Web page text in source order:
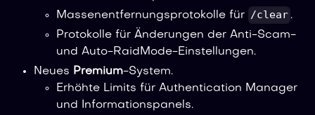
Massenentfernungsprotokolle für /clear .
Protokolle für Änderungen der Anti-Scam-
und Auto-RaidMode-Einstellungen.
Neues Premium-System.
Erhöhte Limits für Authentication Manager
und Informationspanels.